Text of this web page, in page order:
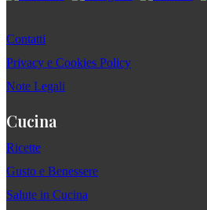
Contatti
Privacy e Cookies Policy
Note Legali
Cucina
Ricette
Gusto e Benessere
Salute in Cucina